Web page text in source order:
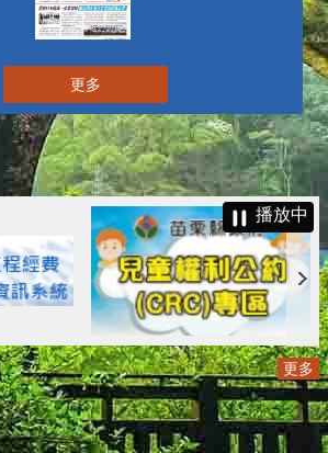
更多
播放中
更多